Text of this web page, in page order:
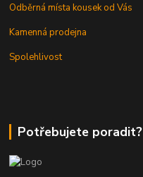
Odběrná místa kousek od Vás
Kamenná prodejna
Spolehlivost
Potřebujete poradit?